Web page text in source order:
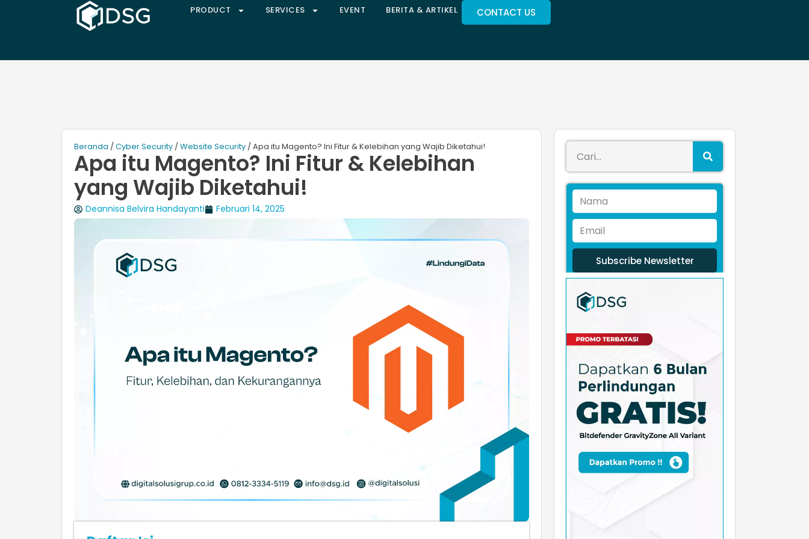
PRODUCT SERVICES EVENT BERITA & ARTIKEL CONTACT US
Beranda /Cyber Security /Website Security / Apa itu Magento? Ini Fitur & Kelebihan yang Wajib Diketahui!
Apa itu Magento? Ini Fitur & Kelebihan
yang Wajib Diketahui!
Deannisa Belvira Handayanti Februari 14, 2025
Subscribe Newsletter